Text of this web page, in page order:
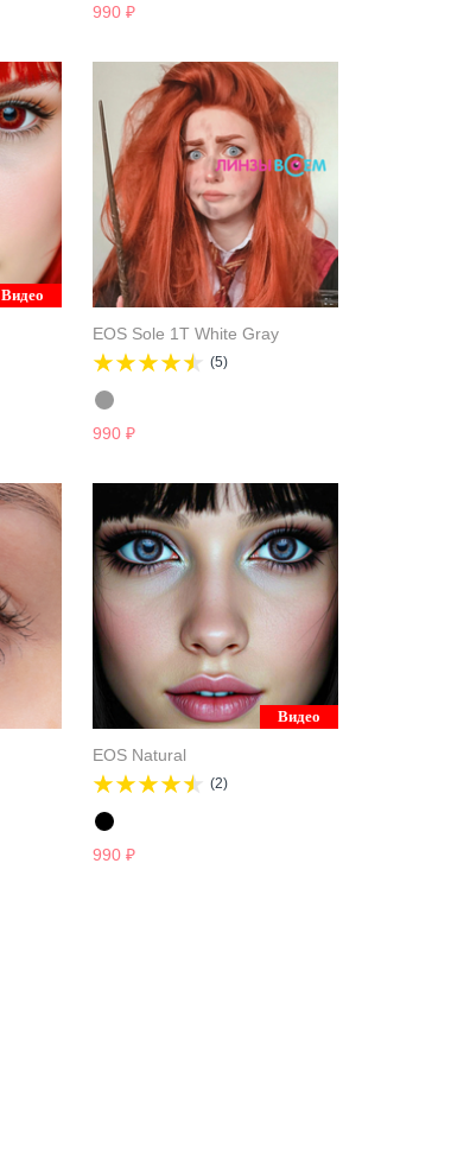
990 ₽
Видео
EOS Sole 1T White Gray
(5)
990 ₽
Видео
EOS Natural
(2)
990 ₽